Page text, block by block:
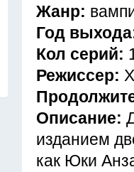
Жанр:
Год
Кол серий:
Режиссер:
Описание:
изданием
как Юки